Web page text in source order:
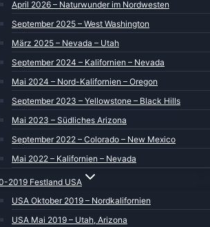
April 2026 – Naturwunder im Nordwesten
September 2025 – West Washington
März 2025 – Nevada – Utah
September 2024 – Kalifornien – Nevada
Mai 2024 – Nord-Kalifornien – Oregon
September 2023 – Yellowstone – Black Hills
Mai 2023 – Südliches Arizona
September 2022 – Colorado – New Mexico
Mai 2022 – Kalifornien – Nevada
2019 Festland USA
USA Oktober 2019 – Nordkalifornien
USA Mai 2019 – Utah, Arizona